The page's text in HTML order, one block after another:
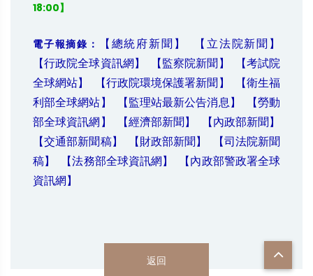
18:00】
電子報摘錄： 【總統府新聞】
【立法院新聞】
【行政院全球資訊網】
【監察院新聞】
【考試院
全球網站】
【行政院環境保護署新聞】
【衛生福
利部全球網站】
【監理站最新公告消息】
【勞動
部全球資訊網】
【經濟部新聞】
【內政部新聞】
【交通部新聞稿】
【財政部新聞】
【司法院新聞
稿】
【法務部全球資訊網】
【內政部警政署全球
資訊網】
返回